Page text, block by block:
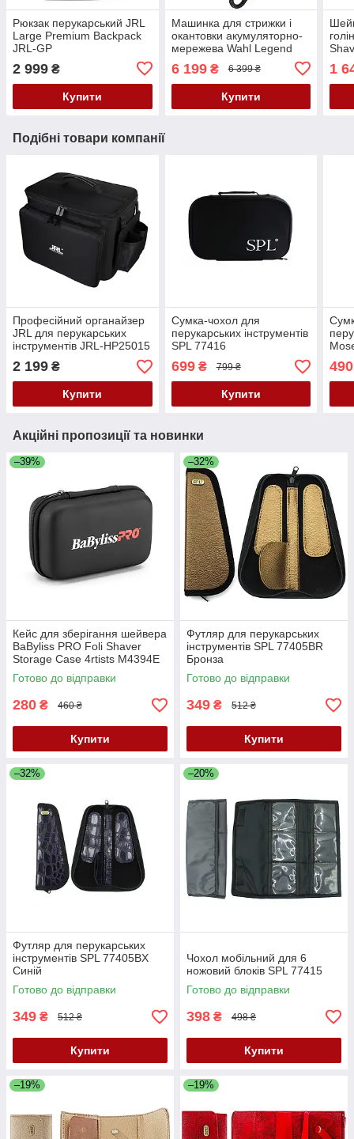
Рюкзак перукарський JRL
Large Premium Backpack
JRL-GP
2 999 ₴
Купити
Машинка для стрижки і
окантовки акумуляторно-
мережева Wahl Legend
6 199₴ 6 399 ₴
Купити
1
Подібні товари компанії
Професійний органайзер
JRL для перукарських
інструментів JRL-HP25015
сумка 33x24x24 см
2 199 ₴
Купити
Сумка-чохол для
перукарських інструментів
SPL 77416
699₴ 799 ₴
Купити
490
Акційні пропозиції та новинки
–39%
Кейс для зберігання шейвера
BaByliss PRO Foli Shaver
Storage Case 4rtists M4394E
Готово до відправки
280 ₴ 460 ₴
Купити
–32%
Футляр для перукарських
інструментів SPL 77405BR
Бронза
Готово до відправки
349 ₴ 512 ₴
Купити
–32%
Футляр для перукарських
інструментів SPL 77405BX
Синій
Готово до відправки
349 ₴ 512 ₴
Купити
–20%
Чохол мобільний для 6
ножовий блоків SPL 77415
Готово до відправки
398 ₴ 498 ₴
Купити
–19% –19%